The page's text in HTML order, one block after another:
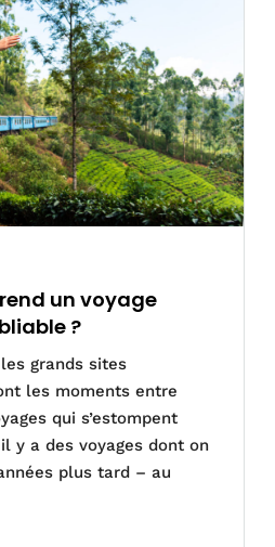
un voyage
?
grands sites
les moments entre
qui s’estompent
y a des voyages dont on
plus tard – au